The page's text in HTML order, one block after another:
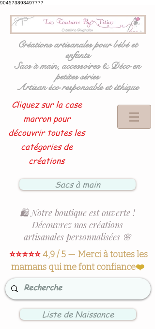
904573893497777
Créations artisanales pour bébé et
enfants
Sacs à main, accessoires & Déco en
petites séries
Artisan éco responsable et éthique
Cliquez sur la case
marron pour
découvrir toutes les
catégories de
créations
Sacs à main
🛍️ Notre boutique est ouverte !
Découvrez nos créations
artisanales personnalisées 🌸
⭐⭐⭐⭐⭐4,9 / 5 — Merci à toutes les
mamans qui me font confiance❤️
Liste de Naissance